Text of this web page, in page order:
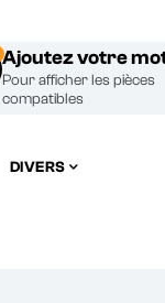
Ajoutez votre
Pour afficher les pièces
compatibles
DIVERS